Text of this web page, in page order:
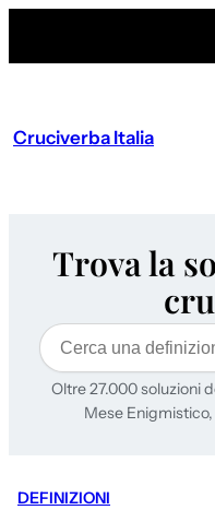
Cruciverba Italia
Trova la
Cerca
Oltre 27.000 soluzioni
Mese
DEFINIZIONI